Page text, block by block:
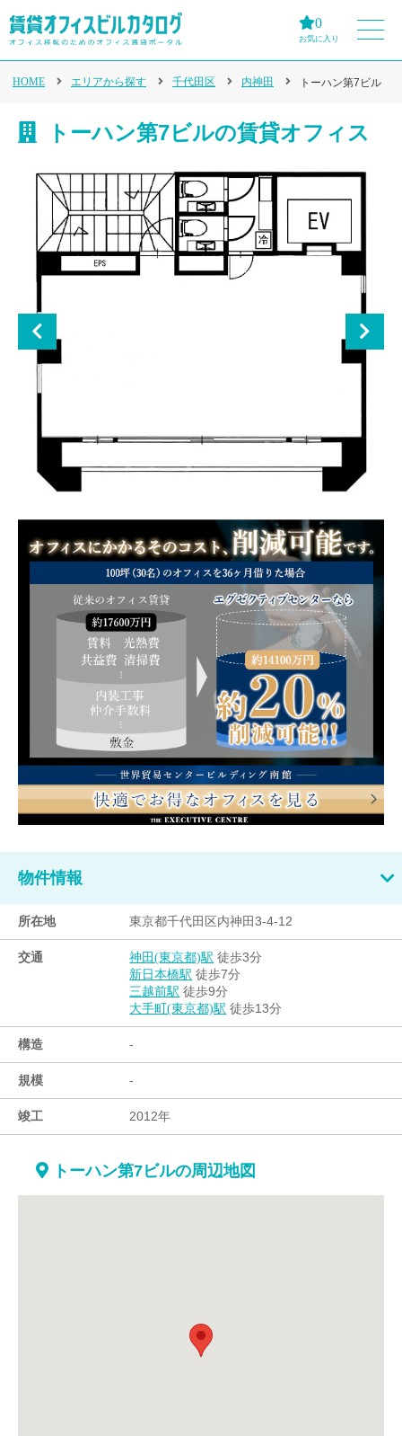
0
お気に入り
HOME エリアから探す 千代田区 内神田 トーハン第7ビル
トーハン第7ビルの賃貸オフィス
物件情報
所在地 東京都千代田区内神田3-4-12
交通 神田(東京都)駅 徒歩3分
新日本橋駅 徒歩7分
三越前駅 徒歩9分
大手町(東京都)駅 徒歩13分
構造 -
規模 -
竣工 2012年
トーハン第7ビルの周辺地図